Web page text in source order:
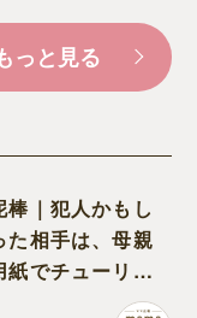
っと見る
棒｜犯人かもし
た相手は、母親
紙でチューリッ
ただけだった